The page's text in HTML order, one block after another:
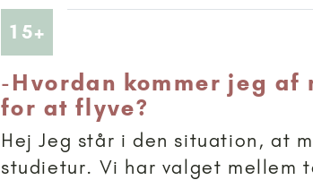
15+
-Hvordan kommer jeg af
for at flyve?
Hej Jeg står i den situation, at
studietur. Vi har valget mellem